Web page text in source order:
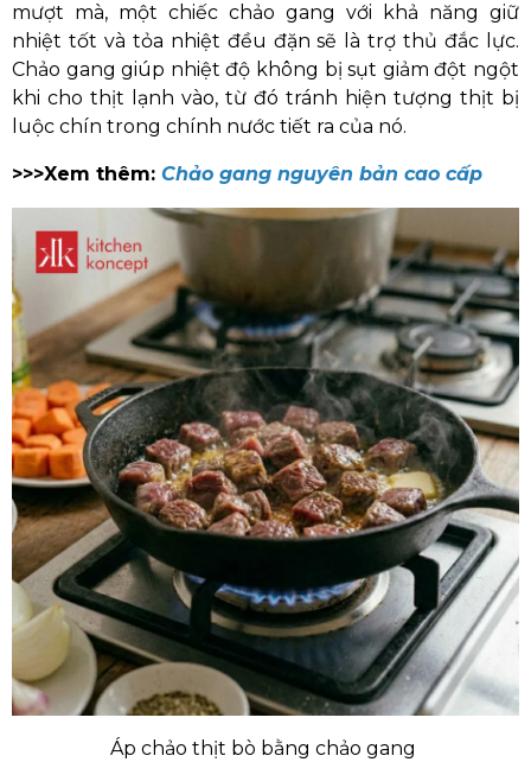
mượt mà, một chiếc chảo gang với khả năng giữ
nhiệt tốt và tỏa nhiệt đều đặn sẽ là trợ thủ đắc lực.
Chảo gang giúp nhiệt độ không bị sụt giảm đột ngột
khi cho thịt lạnh vào, từ đó tránh hiện tượng thịt bị
luộc chín trong chính nước tiết ra của nó.
>>>Xem thêm: Chảo gang nguyên bản cao cấp
Áp chảo thịt bò bằng chảo gang